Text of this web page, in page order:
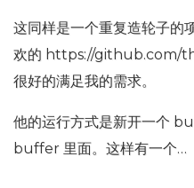
这同样是一个重复造轮子的
欢的 https://github.com/
很好的满足我的需求。
他的运行方式是新开一个
buffer 里面。这样有一个…